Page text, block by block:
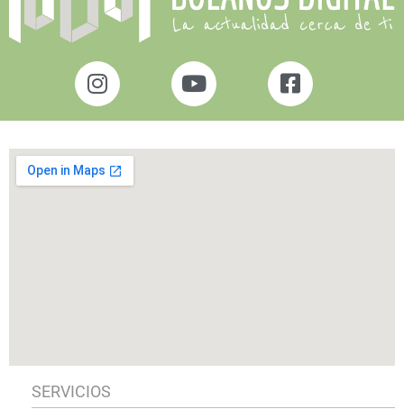
SERVICIOS